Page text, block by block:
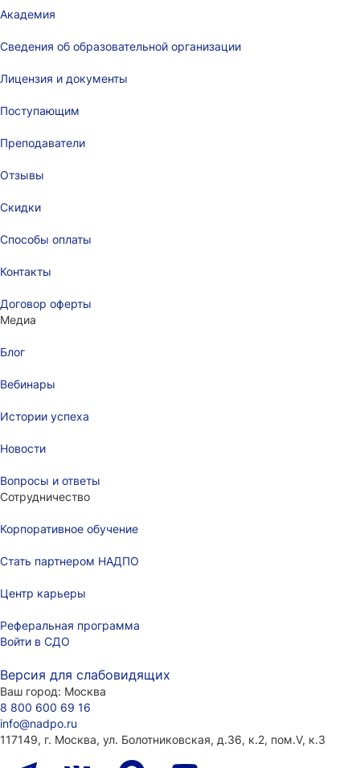
Академия
Сведения об образовательной организации
Лицензия и документы
Поступающим
Преподаватели
Отзывы
Скидки
Способы оплаты
Контакты
Договор оферты
Медиа
Блог
Вебинары
Истории успеха
Новости
Вопросы и ответы
Сотрудничество
Корпоративное обучение
Стать партнером НАДПО
Центр карьеры
Реферальная программа
Войти в СДО
Версия для слабовидящих
Ваш город: Москва
8 800 600 69 16
info@nadpo.ru
117149, г. Москва, ул. Болотниковская, д.36, к.2, пом.V, к.3